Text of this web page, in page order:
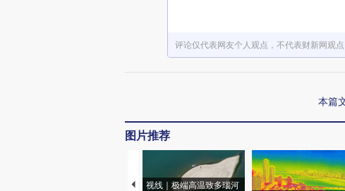
评论仅代表网友个人观点，不代表财新网观点
本篇
图片推荐
视线｜极端高温致多瑙河